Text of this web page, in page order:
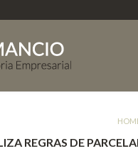
REGRAS DE